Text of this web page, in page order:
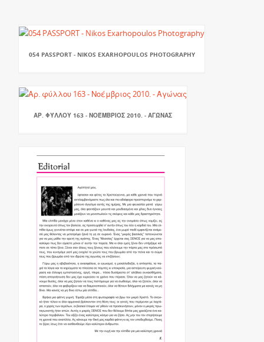
054 PASSPORT - NIKOS EXARHOPOULOS PHOTOGRAPHY
ΑΡ. ΦΎΛΛΟΥ 163 - ΝΟΈΜΒΡΙΟΣ 2010. - ΑΓΏΝΑΣ